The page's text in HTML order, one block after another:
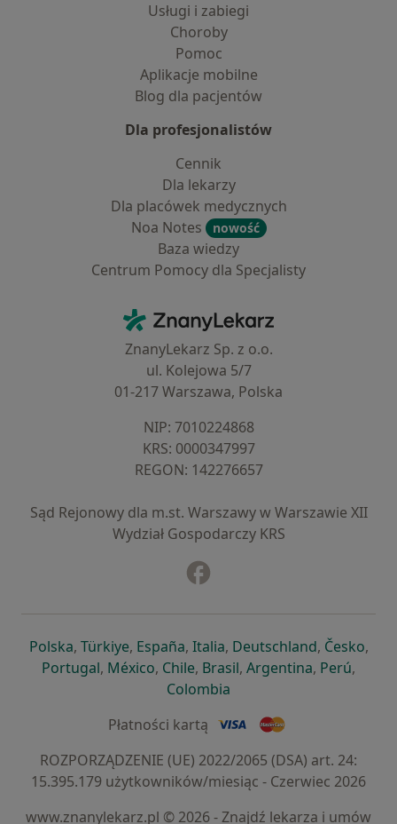
Usługi i zabiegi
Choroby
Pomoc
Aplikacje mobilne
Blog dla pacjentów
Dla profesjonalistów
Cennik
Dla lekarzy
Dla placówek medycznych
Noa Notes
nowość
Baza wiedzy
Centrum Pomocy dla Specjalisty
ZnanyLekarz - Strona główna
ZnanyLekarz Sp. z o.o.
ul. Kolejowa 5/7
01-217 Warszawa, Polska
NIP: ⁠7010224868
KRS: ⁠0000347997
REGON: ⁠142276657
Sąd Rejonowy dla m.st. Warszawy w Warszawie XII
Wydział Gospodarczy KRS
Polskaotwiera się w nowej karcie
, Türkiyeotwiera się w nowej karcie
, Españaotwiera się w nowej karcie
, Italiaotwiera się w nowej
, Deutschlandotwiera się
, Česko,
Portugalotwiera się w nowej karcie
, Méxicootwiera się w nowej karcie
, Chileotwiera się w nowej karcie
, Brasilotwiera się w nowej
, Argentinaotwiera się
, Perú,
Colombia
Płatności kartą
ROZPORZĄDZENIE (UE) 2022/2065 (DSA) art. 24:
15.395.179 użytkowników/miesiąc - Czerwiec 2026
www.znanylekarz.pl © 2026 - Znajdź lekarza i umów